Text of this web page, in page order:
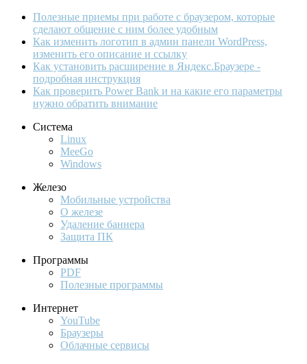
Полезные приемы при работе с браузером, которые
сделают общение с ним более удобным
Как изменить логотип в админ панели WordPress,
изменить его описание и ссылку
Как установить расширение в Яндекс.Браузере -
подробная инструкция
Как проверить Power Bank и на какие его параметры
нужно обратить внимание
Система
Linux
MeeGo
Windows
Железо
Мобильные устройства
О железе
Удаление баннера
Защита ПК
Программы
PDF
Полезные программы
Интернет
YouTube
Браузеры
Облачные сервисы